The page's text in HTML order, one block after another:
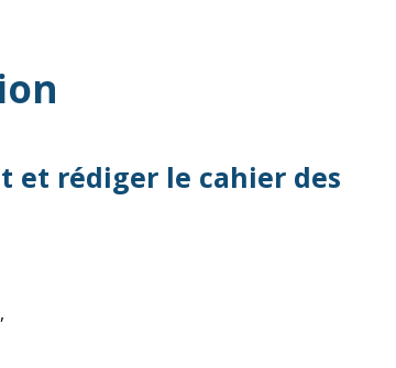
et rédiger le cahier des